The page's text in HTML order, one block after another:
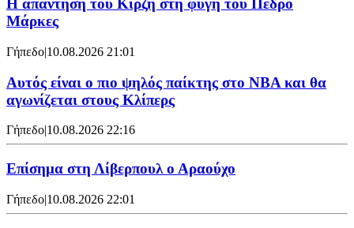
Η απάντηση του Κίρζη στη φυγή του Πέδρο
Μάρκες
Γήπεδο|10.08.2026 21:01
Αυτός είναι ο πιο ψηλός παίκτης στο NBA και θα
αγωνίζεται στους Κλίπερς
Γήπεδο|10.08.2026 22:16
Επίσημα στη Λίβερπουλ ο Αραούχο
Γήπεδο|10.08.2026 22:01